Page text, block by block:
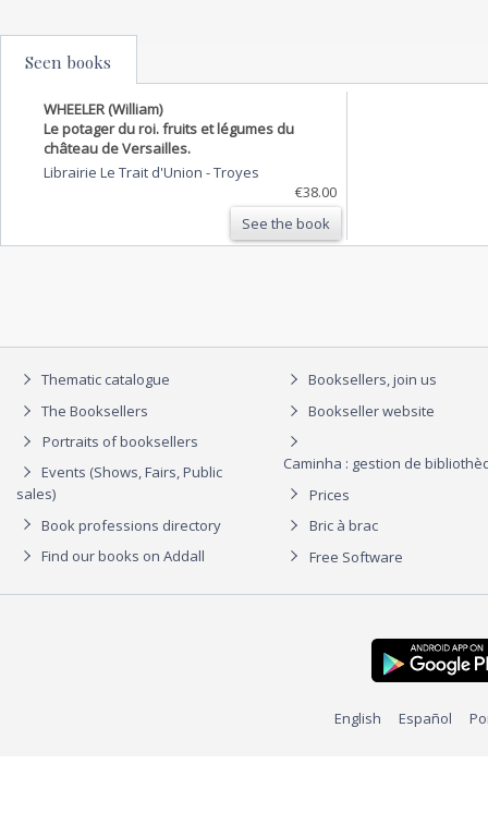
Seen books
WHEELER (William)
Le potager du roi. fruits et légumes du
château de Versailles.
Librairie Le Trait d'Union -Troyes
€38.00
See the book
Thematic catalogue
The Booksellers
Portraits of booksellers
Events (Shows, Fairs, Public
sales)
Book professions directory
Find our books on Addall
Booksellers, join us
Bookseller website
Caminha : gestion de
Prices
Bric à brac
Free Software
English Español